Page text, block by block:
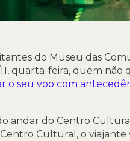
do Museu das
quarta-feira, quem
o seu voo com
andar do Centro
Cultural, o